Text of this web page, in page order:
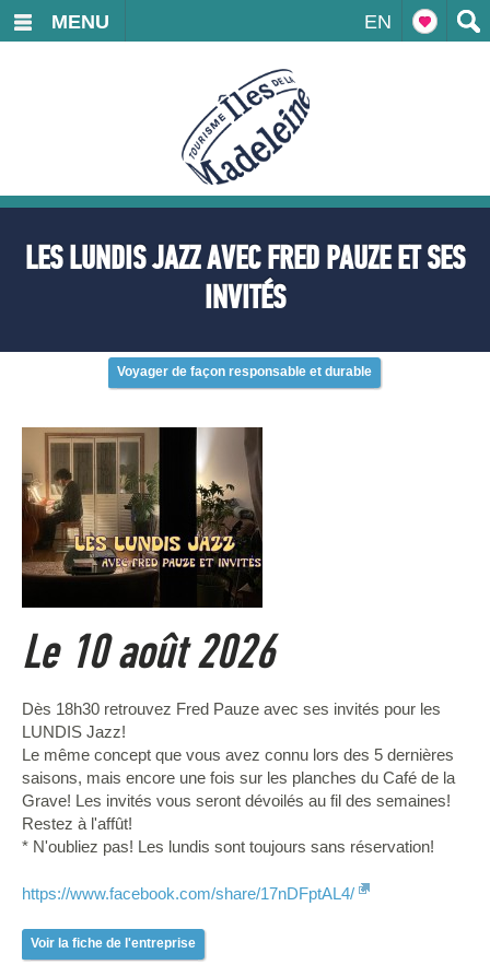
EN
MENU
LES LUNDIS JAZZ AVEC FRED PAUZE ET SES
INVITÉS
Voyager de façon responsable et durable
Le 10 août 2026
Dès 18h30 retrouvez Fred Pauze avec ses invités pour les
LUNDIS Jazz!
Le même concept que vous avez connu lors des 5 dernières
saisons, mais encore une fois sur les planches du Café de la
Grave! Les invités vous seront dévoilés au fil des semaines!
Restez à l'affût!
* N'oubliez pas! Les lundis sont toujours sans réservation!
https://www.facebook.com/share/17nDFptAL4/
Voir la fiche de l'entreprise